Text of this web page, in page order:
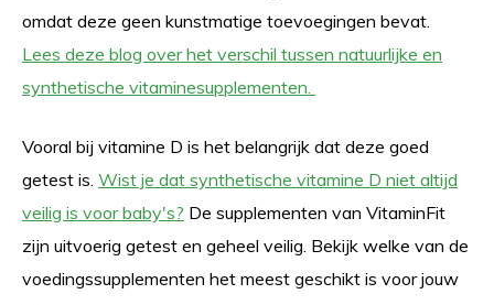
omdat deze geen kunstmatige toevoegingen bevat.
Lees deze blog over het verschil tussen natuurlijke en
synthetische vitaminesupplementen.
Vooral bij vitamine D is het belangrijk dat deze goed
getest is. Wist je dat synthetische vitamine D niet altijd
veilig is voor baby's? De supplementen van VitaminFit
zijn uitvoerig getest en geheel veilig. Bekijk welke van de
voedingssupplementen het meest geschikt is voor jouw